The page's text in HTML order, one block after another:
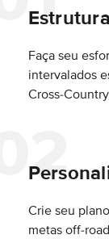
Faça seu
intervalados
Cross-
Crie seu
metas off-